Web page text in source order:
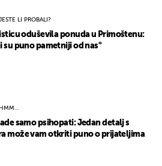
LI PROBALI?
oduševila ponuda u Primoštenu:
su puno pametniji od nas"
HMM…
samo psihopati: Jedan detalj s
može vam otkriti puno o prijateljima